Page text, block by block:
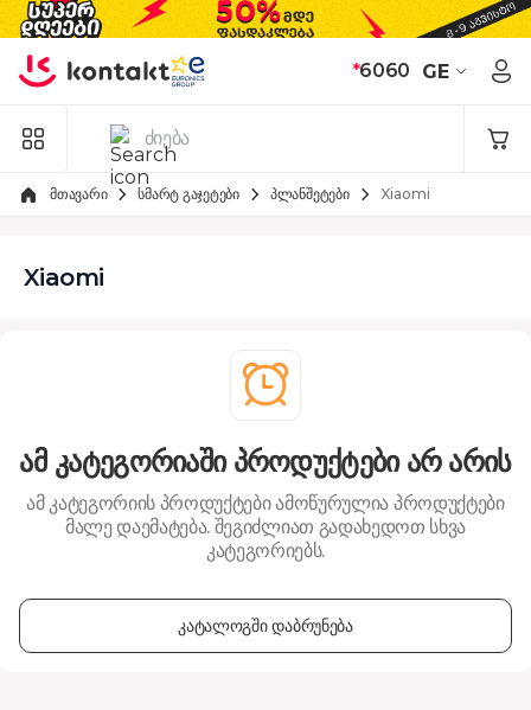
Skip to Content
*6060 GE
მთავარი სმარტ გაჯეტები პლანშეტები Xiaomi
Xiaomi
ამ კატეგორიაში პროდუქტები არ არის
ამ კატეგორიის პროდუქტები ამოწურულია პროდუქტები
მალე დაემატება. შეგიძლიათ გადახედოთ სხვა
კატეგორიებს.
კატალოგში დაბრუნება